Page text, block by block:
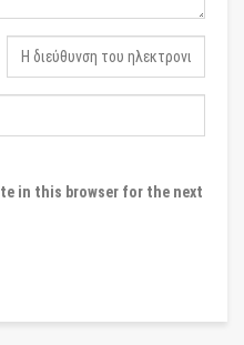
in this browser for the next